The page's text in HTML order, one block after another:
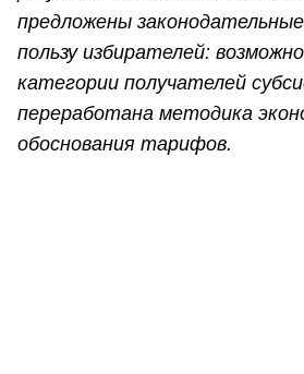
предложены
пользу избирателей:
категории получателей
переработана методика
обоснования тарифов.